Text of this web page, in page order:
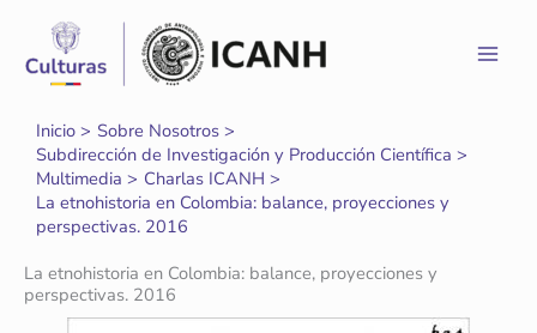
contenido
Inicio
Sobre Nosotros
Subdirección de Investigación y Producción Científica
Multimedia
Charlas ICANH
La etnohistoria en Colombia: balance, proyecciones y
perspectivas. 2016
La etnohistoria en Colombia: balance, proyecciones y
perspectivas. 2016